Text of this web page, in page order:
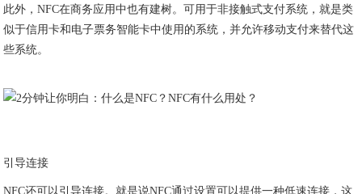
此外，NFC在商务应用中也有建树。可用于非接触式支付系统，就是类
似于信用卡和电子票务智能卡中使用的系统，并允许移动支付来替代这
些系统。
引导连接
NFC还可以引导连接。就是说NFC通过设置可以提供一种低速连接，这